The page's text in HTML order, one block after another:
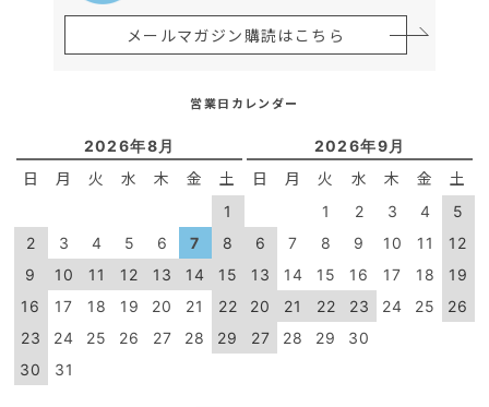
メールマガジン購読はこちら
営業日カレンダー
2026年8月
日 月 火 水 木 金 土
1
2
3 4 5 6 7
8
9
10 11 12 13 14
15
16
17 18 19 20 21
22
23
24 25 26 27 28
29
30
31
2026年9月
日 月 火 水 木 金 土
1 2 3 4
5
6
7 8 9 10 11
12
13
14 15 16 17 18
19
20
21 22 23 24 25
26
27
28 29 30